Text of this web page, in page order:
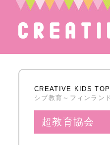
CREATIVE KIDS TOP
シブ教育～フィンラン
超教育協会